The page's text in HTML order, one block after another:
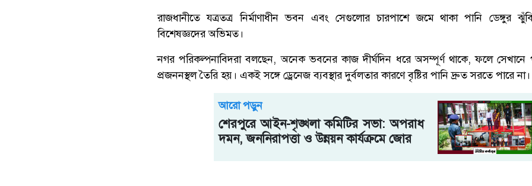
রাজধানীতে যত্রতত্র নির্মাণাধীন ভবন এবং সেগুলোর চারপাশে জমে থাকা পানি ডেঙ্গুর
বিশেষজ্ঞদের অভিমত।
নগর পরিকল্পনাবিদরা বলছেন, অনেক ভবনের কাজ দীর্ঘদিন ধরে অসম্পূর্ণ থাকে, ফলে সেখানে
প্রজননস্থল তৈরি হয়। একই সঙ্গে ড্রেনেজ ব্যবস্থার দুর্বলতার কারণে বৃষ্টির পানি দ্রুত সরতে পারে না।
আরো পড়ুন
শেরপুরে আইন-শৃঙ্খলা কমিটির সভা: অপরাধ
দমন, জননিরাপত্তা ও উন্নয়ন কার্যক্রমে জোর